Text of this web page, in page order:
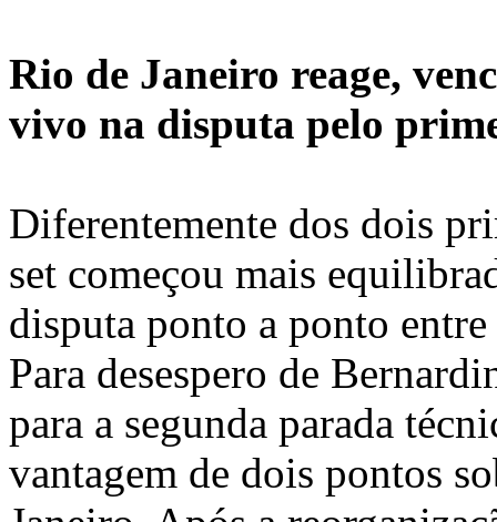
Rio de Janeiro reage,
vivo na disputa pelo
Diferentemente dos dois
set começou mais
disputa ponto a ponto entre
Para desespero de
para a segunda parada
vantagem de dois pontos